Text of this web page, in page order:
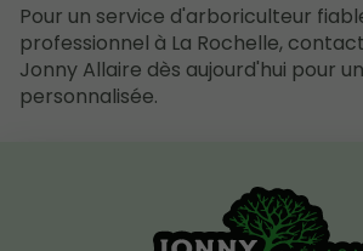
Pour un service d'arboriculteur
professionnel à La Rochelle,
Jonny Allaire dès aujourd'hui pour
personnalisée.